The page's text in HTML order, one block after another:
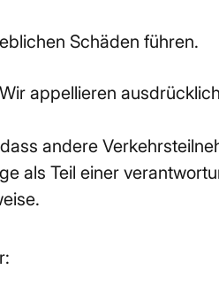
Schäden führen.
appellieren
andere
als Teil einer